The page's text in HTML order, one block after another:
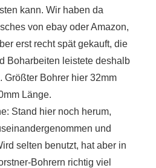
kann. Wir haben da
von ebay oder Amazon,
erst recht spät gekauft, die
Boharbeiten leistete deshalb
Größter Bohrer hier 32mm
Länge.
Stand hier noch herum,
und
selten benutzt, hat aber in
Bohrern richtig viel